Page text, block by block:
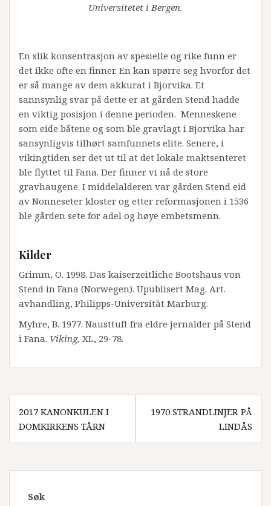
Universitetet i Bergen.
En slik konsentrasjon av spesielle og rike funn er
det ikke ofte en finner. En kan spørre seg hvorfor det
er så mange av dem akkurat i Bjorvika. Et
sannsynlig svar på dette er at gården Stend hadde
en viktig posisjon i denne perioden. Menneskene
som eide båtene og som ble gravlagt i Bjorvika har
sansynligvis tilhørt samfunnets elite. Senere, i
vikingtiden ser det ut til at det lokale maktsenteret
ble flyttet til Fana. Der finner vi nå de store
gravhaugene. I middelalderen var gården Stend eid
av Nonneseter kloster og etter reformasjonen i 1536
ble gården sete for adel og høye embetsmenn.
Kilder
Grimm, O. 1998. Das kaiserzeitliche Bootshaus von
Stend in Fana (Norwegen). Upublisert Mag. Art.
avhandling, Philipps-Universität Marburg.
Myhre, B. 1977. Nausttuft fra eldre jernalder på Stend
i Fana. Viking, XL, 29-78.
Innleggsnavigasjon
2017 KANONKULEN I
DOMKIRKENS TÅRN
1970 STRANDLINJER PÅ
LINDÅS
Søk